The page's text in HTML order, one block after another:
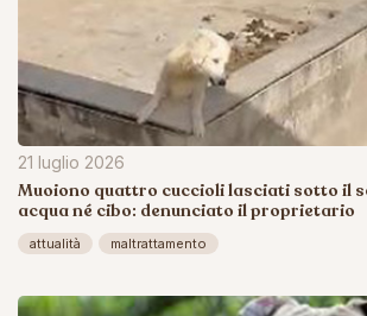
21 luglio 2026
Muoiono quattro cuccioli lasciati sotto il
acqua né cibo: denunciato il proprietario
attualità maltrattamento